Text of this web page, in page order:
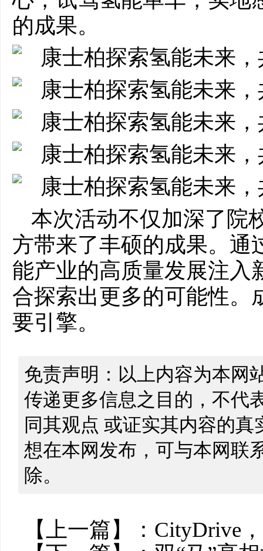
的成果。
本次活动不仅加深了院
方带来了丰硕的成果。通
能产业的高质量发展注入
合探索出更多的可能性。
要引擎。
免责声明：以上内容为本网
传递更多信息之目的，不代
同其观点 或证实其内容的
想在本网发布，可与本网联
除。
【上一篇】： CityDrive